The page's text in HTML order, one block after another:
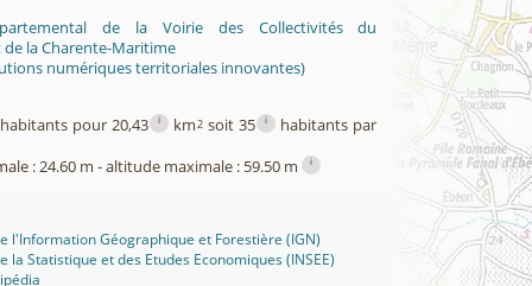
de la Voirie des Collectivités du
la Charente-Maritime
numériques territoriales innovantes)
pour 20,43 i km2 soit 35 i habitants par
: 24.60 m - altitude maximale : 59.50 m i
l'Information Géographique et Forestière (IGN)
la Statistique et des Etudes Economiques (INSEE)